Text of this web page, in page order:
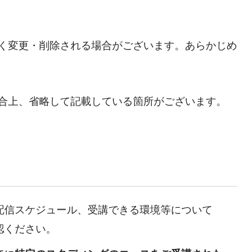
更・削除される場合がございます。あらかじめ
上、省略して記載している箇所がございます。
スケジュール、受講できる環境等について
ださい。